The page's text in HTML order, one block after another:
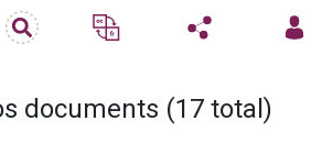
documents (17 total)